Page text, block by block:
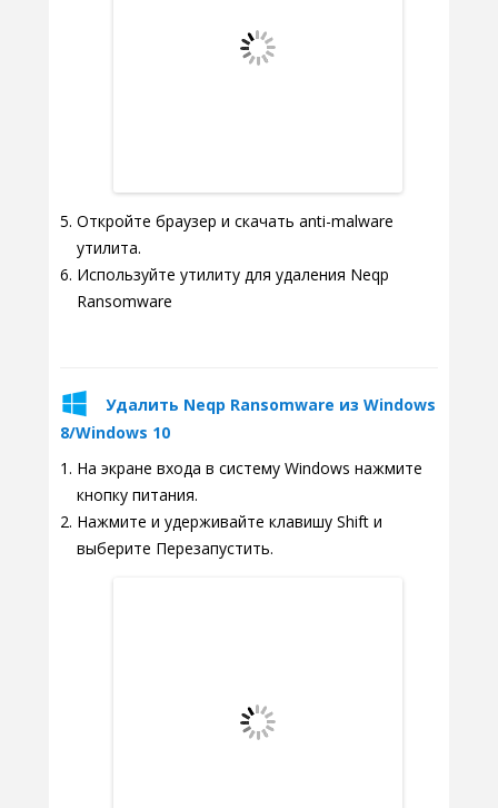
Откройте браузер и скачать anti-malware
утилита.
Используйте утилиту для удаления Neqp
Ransomware
Удалить Neqp Ransomware из Windows
8/Windows 10
На экране входа в систему Windows нажмите
кнопку питания.
Нажмите и удерживайте клавишу Shift и
выберите Перезапустить.